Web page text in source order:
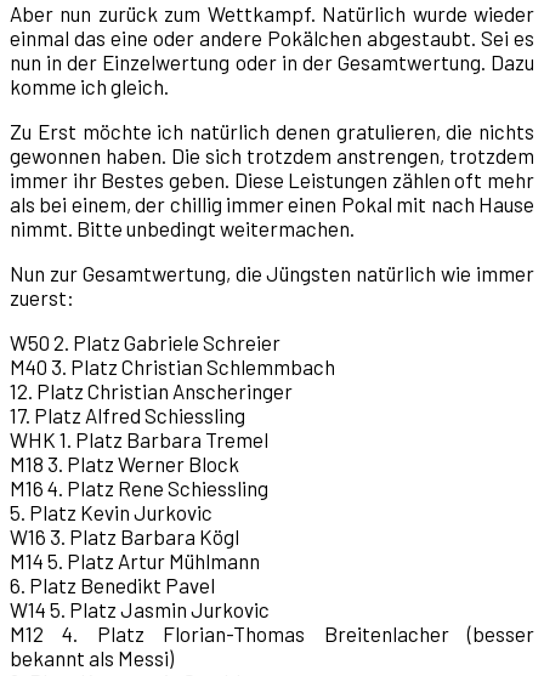
Aber nun zurück zum Wettkampf. Natürlich wurde wieder
einmal das eine oder andere Pokälchen abgestaubt. Sei es
nun in der Einzelwertung oder in der Gesamtwertung. Dazu
komme ich gleich.
Zu Erst möchte ich natürlich denen gratulieren, die nichts
gewonnen haben. Die sich trotzdem anstrengen, trotzdem
immer ihr Bestes geben. Diese Leistungen zählen oft mehr
als bei einem, der chillig immer einen Pokal mit nach Hause
nimmt. Bitte unbedingt weitermachen.
Nun zur Gesamtwertung, die Jüngsten natürlich wie immer
zuerst:
W50 2. Platz Gabriele Schreier
M40 3. Platz Christian Schlemmbach
12. Platz Christian Anscheringer
17. Platz Alfred Schiessling
WHK 1. Platz Barbara Tremel
M18 3. Platz Werner Block
M16 4. Platz Rene Schiessling
5. Platz Kevin Jurkovic
W16 3. Platz Barbara Kögl
M14 5. Platz Artur Mühlmann
6. Platz Benedikt Pavel
W14 5. Platz Jasmin Jurkovic
M12 4. Platz Florian-Thomas Breitenlacher (besser
bekannt als Messi)